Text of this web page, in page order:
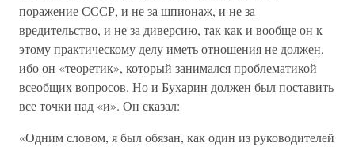
поражение СССР, и не за шпионаж, и не за
вредительство, и не за диверсию, так как и вообще он к
этому практическому делу иметь отношения не должен,
ибо он «теоретик», который занимался проблематикой
всеобщих вопросов. Но и Бухарин должен был поставить
все точки над «и». Он сказал:
«Одним словом, я был обязан, как один из руководителей